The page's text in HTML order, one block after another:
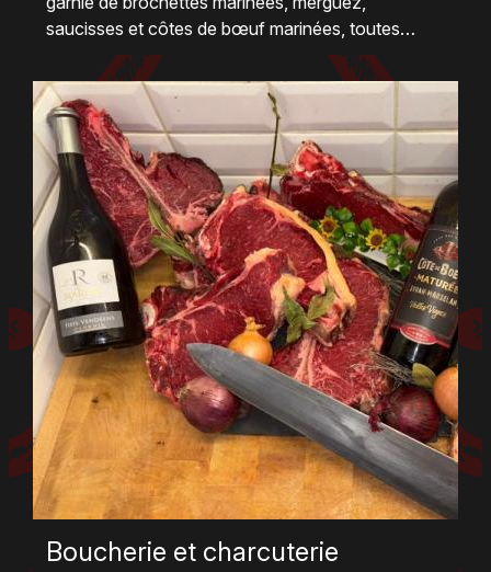
saucisses et côtes de bœuf marinées, toutes
assaisonnées maison avec des recettes
authentiques. Ces viandes prêtes à griller offrent
un équilibre parfait entre saveurs relevées et
qualité irréprochable. Que ce soit pour un déjeuner
en famille ou un dîner entre amis, cette sélection
garantit une explosion de goûts et de convivialité.
Chaque morceau est choisi pour sa fraîcheur et
son origine locale, pour des grillades savoureuses
et responsables.
Boucherie et charcuterie